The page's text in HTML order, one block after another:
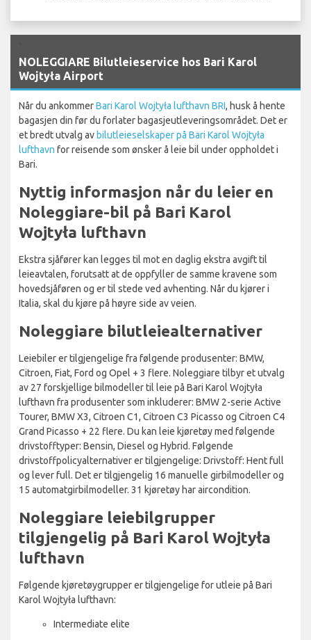
NOLEGGIARE Bilutleieservice hos Bari Karol
Wojtyła Airport
Når du ankommerBari Karol Wojtyła lufthavn BRI, husk å hente
bagasjen din før du forlater bagasjeutleveringsområdet. Det er
et bredt utvalg avbilutleieselskaper på Bari Karol Wojtyła
lufthavn for reisende som ønsker å leie bil under oppholdet i
Bari.
Nyttig informasjon når du leier en
Noleggiare-bil på Bari Karol
Wojtyła lufthavn
Ekstra sjåfører kan legges til mot en daglig ekstra avgift til
leieavtalen, forutsatt at de oppfyller de samme kravene som
hovedsjåføren og er til stede ved avhenting. Når du kjører i
Italia, skal du kjøre på høyre side av veien.
Noleggiare bilutleiealternativer
Leiebiler er tilgjengelige fra følgende produsenter: BMW,
Citroen, Fiat, Ford og Opel + 3 flere. Noleggiare tilbyr et utvalg
av 27 forskjellige bilmodeller til leie på Bari Karol Wojtyła
lufthavn fra produsenter som inkluderer: BMW 2-serie Active
Tourer, BMW X3, Citroen C1, Citroen C3 Picasso og Citroen C4
Grand Picasso + 22 flere. Du kan leie kjøretøy med følgende
drivstofftyper: Bensin, Diesel og Hybrid. Følgende
drivstoffpolicyalternativer er tilgjengelige: Drivstoff: Hent full
og lever full. Det er tilgjengelig 16 manuelle girbilmodeller og
15 automatgirbilmodeller. 31 kjøretøy har aircondition.
Noleggiare leiebilgrupper
tilgjengelig på Bari Karol Wojtyła
lufthavn
Følgende kjøretøygrupper er tilgjengelige for utleie på Bari
Karol Wojtyła lufthavn:
Intermediate elite